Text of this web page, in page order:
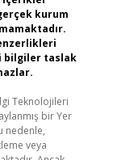
kurum
bilgiler taslak
Teknolojileri
bir Yer
nedenle,
veya